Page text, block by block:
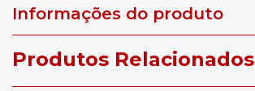
Informações do produto
Produtos Relacionados